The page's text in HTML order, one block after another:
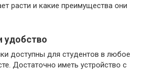
расти и какие преимущества они
удобство
доступны для студентов в любое
Достаточно иметь устройство с